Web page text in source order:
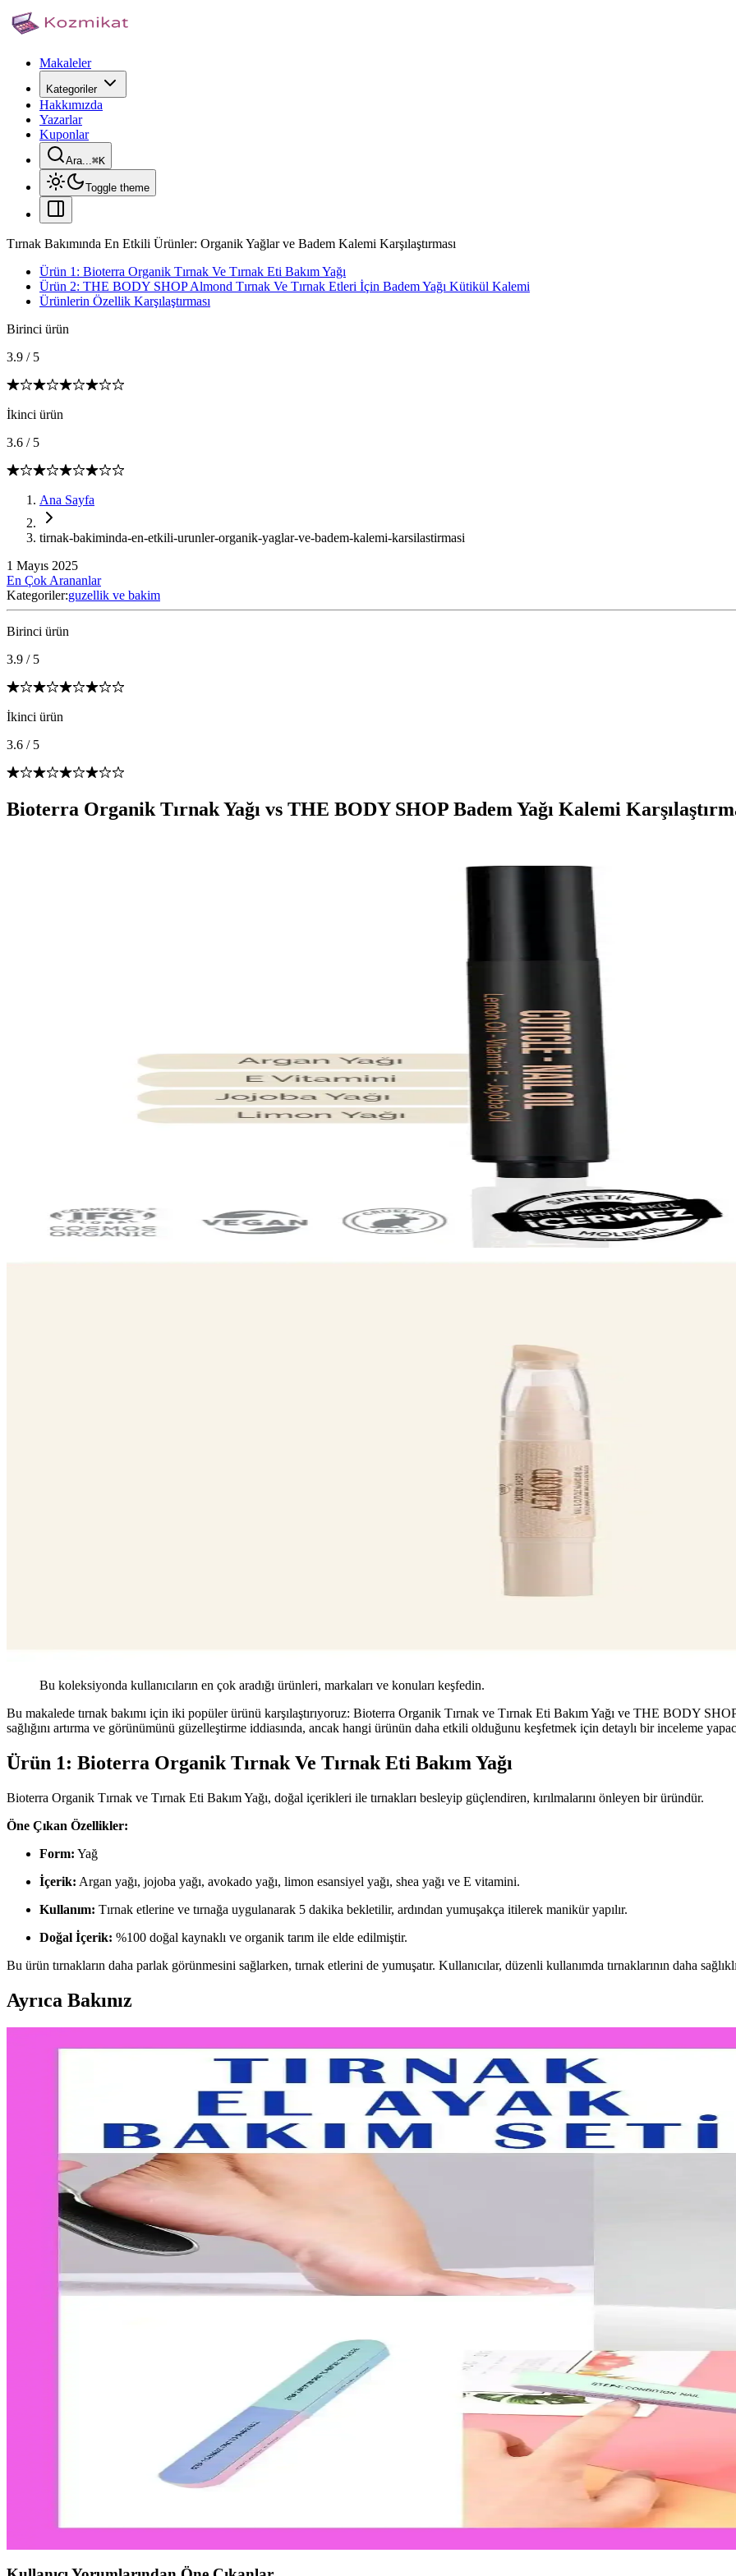
Makaleler
Kategoriler
Hakkımızda
Yazarlar
Kuponlar
Ara...⌘K
Toggle theme
Tırnak Bakımında En Etkili Ürünler: Organik Yağlar ve Badem Kalemi Karşılaştırması
Ürün 1: Bioterra Organik Tırnak Ve Tırnak Eti Bakım Yağı
Ürün 2: THE BODY SHOP Almond Tırnak Ve Tırnak Etleri İçin Badem Yağı Kütikül Kalemi
Ürünlerin Özellik Karşılaştırması
Birinci ürün
3.9 / 5
İkinci ürün
3.6 / 5
Ana Sayfa
tirnak-bakiminda-en-etkili-urunler-organik-yaglar-ve-badem-kalemi-karsilastirmasi
1 Mayıs 2025
En Çok Arananlar
Kategoriler:guzellik ve bakim
Birinci ürün
3.9 / 5
İkinci ürün
3.6 / 5
Bioterra Organik Tırnak Yağı vs THE BODY SHOP Badem Yağı Kalemi
Bu koleksiyonda kullanıcıların en çok aradığı ürünleri, markaları ve konuları keşfedin.
Bu makalede tırnak bakımı için iki popüler ürünü karşılaştırıyoruz: Bioterra Organik Tırnak ve Tırnak Eti Bakım Yağı ve THE BODY
sağlığını artırma ve görünümünü güzelleştirme iddiasında, ancak hangi ürünün daha etkili olduğunu keşfetmek için detaylı bir inceleme
Ürün 1: Bioterra Organik Tırnak Ve Tırnak Eti Bakım Yağı
Bioterra Organik Tırnak ve Tırnak Eti Bakım Yağı, doğal içerikleri ile tırnakları besleyip güçlendiren, kırılmalarını önleyen bir üründür.
Öne Çıkan Özellikler:
Form: Yağ
İçerik: Argan yağı, jojoba yağı, avokado yağı, limon esansiyel yağı, shea yağı ve E vitamini.
Kullanım: Tırnak etlerine ve tırnağa uygulanarak 5 dakika bekletilir, ardından yumuşakça itilerek manikür yapılır.
Doğal İçerik: %100 doğal kaynaklı ve organik tarım ile elde edilmiştir.
Bu ürün tırnakların daha parlak görünmesini sağlarken, tırnak etlerini de yumuşatır. Kullanıcılar, düzenli kullanımda tırnaklarının daha
Ayrıca Bakınız
Dempower ve Vovento Tırnak Bakım Ürünleri Arasındaki Farklar ve Kullanım Tavsiyeleri
Dempower güçlendirici, Vovento ise nemlendirici özellikleriyle öne çıkar. Her iki ürün de düzenli kullanımda tırnak sağlığını artırır,
Müjgan 5 Başlıklı Taşınabilir Cilt ve Tırnak Bakım Setleri Günlük Kullanım İçin Yenilikçi Çözümler
Müjgan 5 başlıklı taşınabilir bakım setleri, cilt ve tırnak bakımını pratik ve etkili hale getirir. Çok fonksiyonlu ve taşınabilir tasarımıyla
Tırnak Bakımı ve Oje Temizleyici Rehberi: Sağlıklı ve Estetik Tırnaklar İçin İpuçları
Tırnak sağlığı ve estetiği için bakım ürünleri ve oje temizleyicilerin kullanımı hakkında kapsamlı bilgiler, doğru ürün seçimi ve günlük bakım
Etkili Tırnak Bakımı İçin Oje Çıkarıcı Seçimi ve Kullanımı Rehberi
Tırnak sağlığını koruyan ve güvenilir oje çıkarıcılar hakkında bilgi edinerek, doğru ürün seçimi ve kullanımıyla tırnaklarınızı güçlendirin
Jel ve protez tırnak arasındaki temel farklar, uygulama süreleri, dayanıklılık ve estetik avantajlar hakkında detaylı bilgiler içerir. Hangi
Tırnak Bakımında Oje Çıkarıcı Türleri ve Güncel Ürünler Hakkında Kapsamlı Bilgi
Tırnak bakımında oje çıkarıcıların farklı türleri, özellikleri ve kullanım ipuçlarıyla ilgili detaylı bilgiler. Sağlıklı tırnaklar için doğru ürün
Tırnak Eti Itici Ürünler ve Sağlıklı Tırnak Bakımı Yöntemleri
Tırnak eti itici ürünler, tırnak çevresini nazikçe temizleyerek sağlıklı ve estetik görünüm sağlar. Ergonomik ve hijyenik tasarımlarla tırnak
Sert tırnak törpüsü, kalın ve sert tırnakların şekillendirilmesinde etkili olup, doğru kullanımla ayak bakımını sağlar. Uzun ömürlü ve